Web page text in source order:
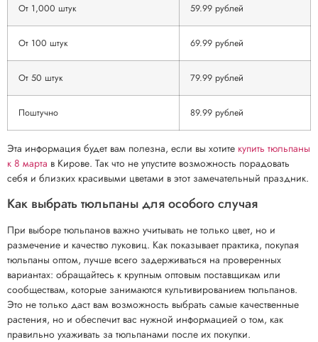
От 1,000 штук 59.99 рублей
От 100 штук 69.99 рублей
От 50 штук 79.99 рублей
Поштучно 89.99 рублей
Эта информация будет вам полезна, если вы хотите купить тюльпаны
к 8 марта в Кирове. Так что не упустите возможность порадовать
себя и близких красивыми цветами в этот замечательный праздник.
Как выбрать тюльпаны для особого случая
При выборе тюльпанов важно учитывать не только цвет, но и
размечение и качество луковиц. Как показывает практика, покупая
тюльпаны оптом, лучше всего задерживаться на проверенных
вариантах: обращайтесь к крупным оптовым поставщикам или
сообществам, которые занимаются культивированием тюльпанов.
Это не только даст вам возможность выбрать самые качественные
растения, но и обеспечит вас нужной информацией о том, как
правильно ухаживать за тюльпанами после их покупки.